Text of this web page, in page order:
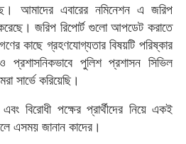
আমাদের এবারের নমিনেশন এ জরিপ
জরিপ রিপোর্ট গুলো আপডেট করাতে
কাছে গ্রহণযোগ্যতার বিষয়টি পরিষ্কার
পুলিশ প্রশাসন সিভিল
সার্ভে করিয়েছি।
বিরোধী পক্ষের প্রার্থীদের নিয়ে একই
এসময় জানান কাদের।